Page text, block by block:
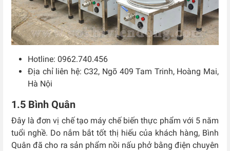
Hotline: 0962.740.456
Địa chỉ liên hệ: C32, Ngõ 409 Tam Trinh, Hoàng Mai,
Hà Nội
1.5 Bình Quân
Đây là đơn vị chế tạo máy chế biến thực phẩm với 5 năm
tuổi nghề. Do nắm bắt tốt thị hiếu của khách hàng, Bình
Quân đã cho ra sản phẩm nồi nấu phở bằng điện chuyên